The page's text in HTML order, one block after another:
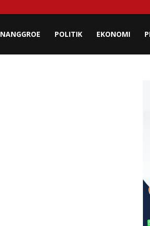
NANGGROE POLITIK EKONOMI